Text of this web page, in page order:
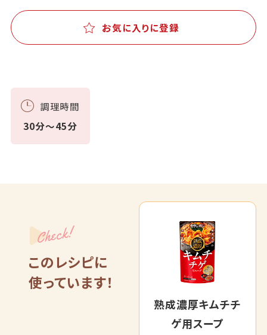
お気に入りに登録
調理時間
30分～45分
Check!
このレシピに
使っています！
熟成濃厚キムチチ
ゲ用スープ